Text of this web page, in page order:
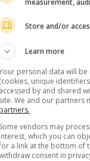
V.O.: A
Can. 2022.
Agostino
Noël, une
connaissance
d'affaires.
Store and/or
Learn more
personal data will
(cookies, unique
accessed by and shared
site. We and our partners
partners.
Some vendors may
interest, which you can
a link at the bottom of
consent in